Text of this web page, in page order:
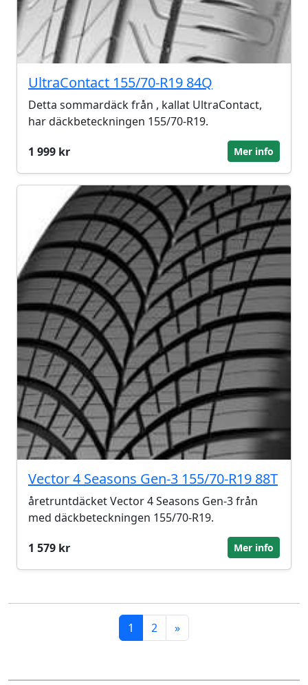
UltraContact 155/70-R19 84Q
Detta sommardäck från , kallat UltraContact,
har däckbeteckningen 155/70-R19.
1 999 kr
Mer info
Vector 4 Seasons Gen-3 155/70-R19 88T
åretruntdäcket Vector 4 Seasons Gen-3 från
med däckbeteckningen 155/70-R19.
1 579 kr
Mer info
1 2 »